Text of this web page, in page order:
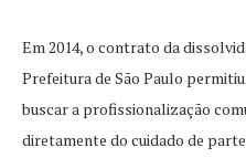
Em 2014, o contrato da
Prefeitura de São Paulo
buscar a profissionalização
diretamente do cuidado de